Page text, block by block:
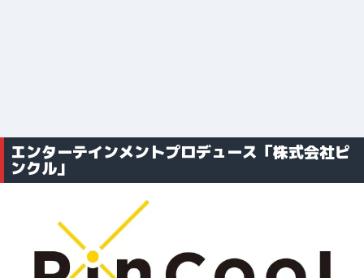
エンターテインメントプロデュース「株式会社ピ
ンクル」